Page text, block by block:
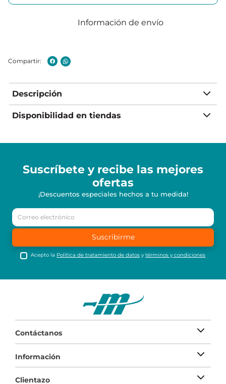
Información de envío
Descripción
Disponibilidad en tiendas
Suscríbete y recibe las mejores
ofertas
¡Descuentos especiales hechos a tu medida!
Suscribirme
Acepto la Política de tratamiento de datos ytérminos y condiciones
Contáctanos
Información
Clientazo